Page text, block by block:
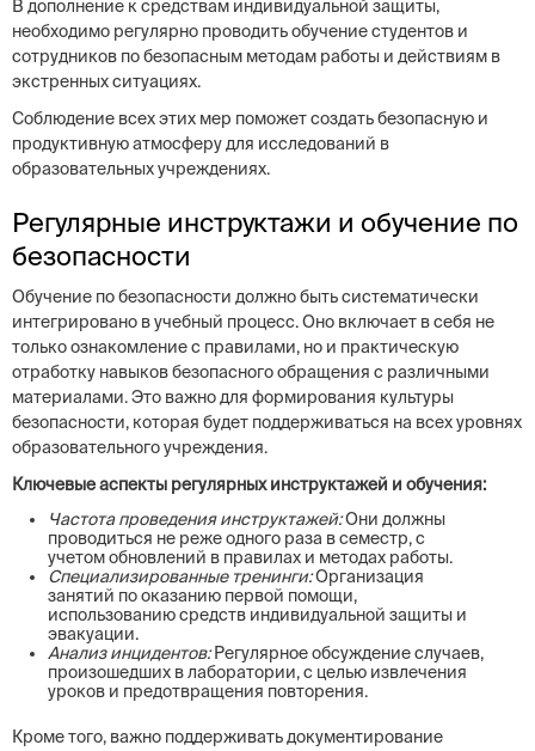
В дополнение к средствам индивидуальной защиты,
необходимо регулярно проводить обучение студентов и
сотрудников по безопасным методам работы и действиям в
экстренных ситуациях.
Соблюдение всех этих мер поможет создать безопасную и
продуктивную атмосферу для исследований в
образовательных учреждениях.
Регулярные инструктажи и обучение по
безопасности
Обучение по безопасности должно быть систематически
интегрировано в учебный процесс. Оно включает в себя не
только ознакомление с правилами, но и практическую
отработку навыков безопасного обращения с различными
материалами. Это важно для формирования культуры
безопасности, которая будет поддерживаться на всех уровнях
образовательного учреждения.
Ключевые аспекты регулярных инструктажей и обучения:
Частота проведения инструктажей:Они должны
проводиться не реже одного раза в семестр, с
учетом обновлений в правилах и методах работы.
Специализированные тренинги:Организация
занятий по оказанию первой помощи,
использованию средств индивидуальной защиты и
эвакуации.
Анализ инцидентов:Регулярное обсуждение случаев,
произошедших в лаборатории, с целью извлечения
уроков и предотвращения повторения.
Кроме того, важно поддерживать документирование